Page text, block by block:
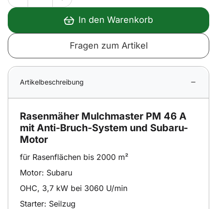
In den Warenkorb
Fragen zum Artikel
Artikelbeschreibung
Rasenmäher Mulchmaster PM 46 A
mit Anti-Bruch-System und Subaru-
Motor
für Rasenflächen bis 2000 m²
Motor: Subaru
OHC, 3,7 kW bei 3060 U/min
Starter: Seilzug